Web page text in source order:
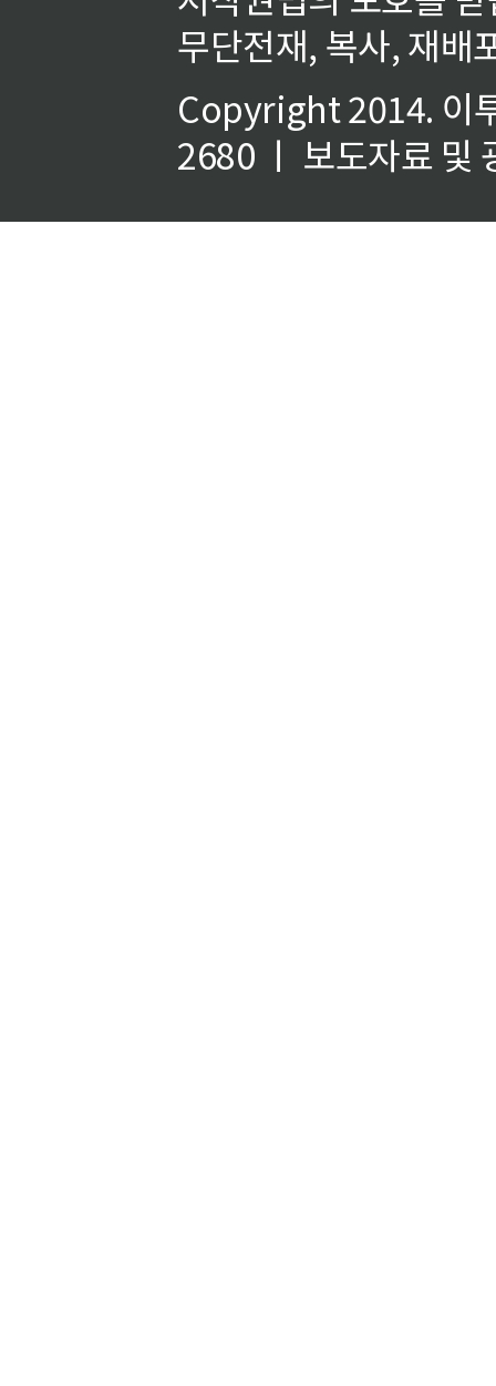
무단전재, 복사, 재배
Copyright 2014. 이
2680 ㅣ 보도자료